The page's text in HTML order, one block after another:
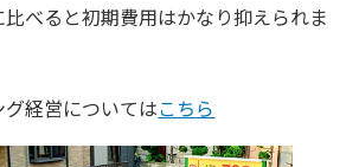
べると初期費用はかなり抑えられま
経営についてはこちら